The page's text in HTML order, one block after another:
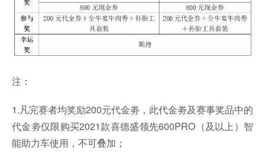
注：
1.凡完赛者均奖励200元代金劵，此代金劵及赛事奖品中的
代金劵仅限购买2021款喜德盛领先600PRO（及以上）智
能助力车使用，不可叠加；